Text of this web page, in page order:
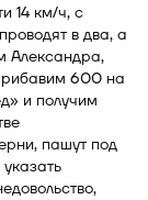
14 км/ч, с
в два, а
Александра,
600 на
и получим
пашут под